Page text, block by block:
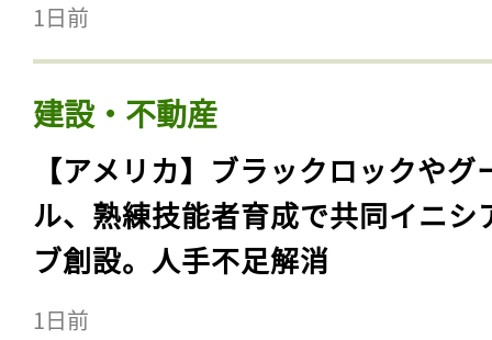
1日前
建設・不動産
【アメリカ】ブラックロックやグ
ル、熟練技能者育成で共同イニシ
ブ創設。人手不足解消
1日前